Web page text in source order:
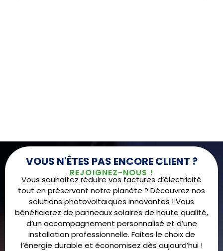
VOUS N'ÊTES PAS ENCORE CLIENT ?
REJOIGNEZ-NOUS !
Vous souhaitez réduire vos factures d’électricité
tout en préservant notre planète ? Découvrez nos
solutions photovoltaïques innovantes ! Vous
bénéficierez de panneaux solaires de haute qualité,
d’un accompagnement personnalisé et d’une
installation professionnelle. Faites le choix de
l’énergie durable et économisez dès aujourd’hui !